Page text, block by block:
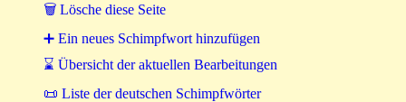
🗑 Lösche diese Seite
➕ Ein neues Schimpfwort hinzufügen
⌛ Übersicht der aktuellen Bearbeitungen
📜 Liste der deutschen Schimpfwörter